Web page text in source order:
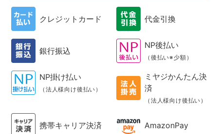
クレジットカード 代金引換
銀行振込
NP後払い
（後払い※少額）
NP掛け払い
（法人様向け後払い）
ミヤジかんたん決
済
（法人様向け後払い）
携帯キャリア決済 AmazonPay